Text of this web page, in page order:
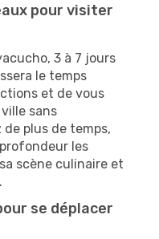
pour visiter
3 à 7 jours
le temps
et de vous
sans
plus de temps,
les
scène culinaire et
se déplacer